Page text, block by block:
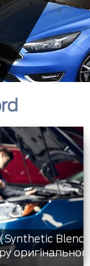
Blend
оригінальної